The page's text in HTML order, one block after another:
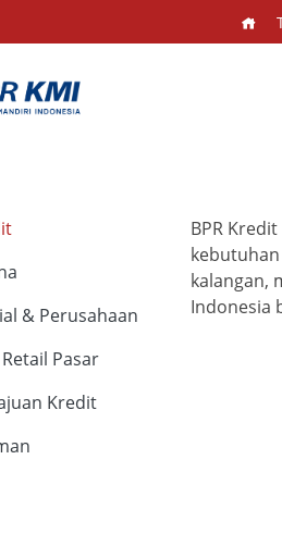
& Perusahaan
Pasar
Kredit
BPR
kalangan,
Indonesia